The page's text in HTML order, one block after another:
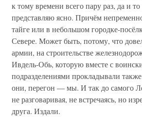
к тому времени всего пару раз, да и
представляю ясно. Причём
тайге или в небольшом городке-
Севере. Может быть, потому, что
армии, на строительстве
Ивдель-Обь, которую вместе с
подразделениями прокладывали
они, перегон — мы. И так до самого
не разговаривая, не встречаясь, но
друга. Издали.